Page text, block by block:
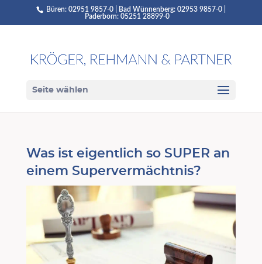
Büren: 02951 9857-0 | Bad Wünnenberg: 02953 9857-0 |
Paderborn: 05251 28899-0
Seite wählen
Was ist eigentlich so SUPER an
einem Supervermächtnis?